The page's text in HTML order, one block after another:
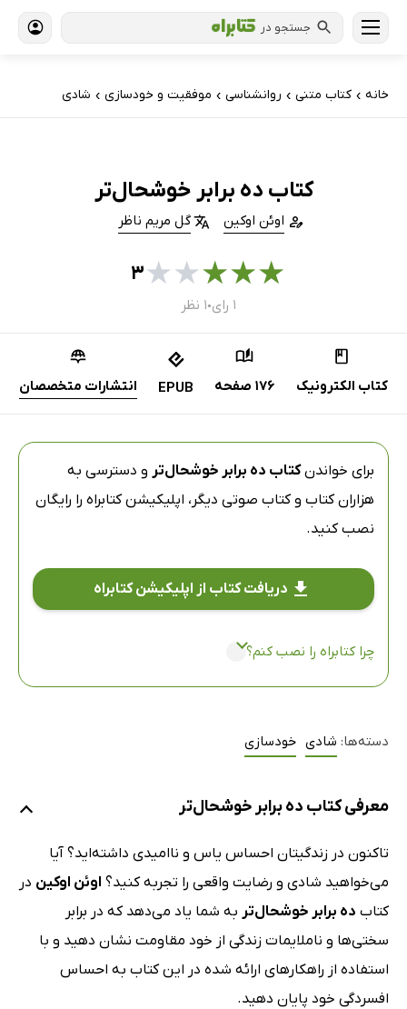
جستجو در
خانه › کتاب‌ متنی › روانشناسی › موفقیت و خودسازی › شادی
کتاب ده برابر خوشحال‌تر
اوئن اوکین گل مریم ناظر
★
★
★
★
★۳
۱ رای ● ۱ نظر
کتاب الکترونیک 176 صفحه EPUB انتشارات متخصصان
برای خواندنکتاب ده برابر خوشحال‌تر و دسترسی به
هزاران کتاب و کتاب صوتی دیگر، اپلیکیشن کتابراه را رایگان
نصب کنید.
دریافت کتاب از اپلیکیشن کتابراه
چرا کتابراه را نصب کنم؟
دسته‌ها: شادی خودسازی
معرفی کتاب ده برابر خوشحال‌تر
تاکنون در زندگیتان احساس یاس و ناامیدی داشته‌اید؟ آیا
می‌خواهید شادی و رضایت واقعی را تجربه کنید؟ اوئن اوکین در
کتاب ده برابر خوشحال‌تر به شما یاد می‌دهد که در برابر
سختی‌ها و ناملایمات زندگی از خود مقاومت نشان دهید و با
استفاده از راهکارهای ارائه شده در این کتاب به احساس
افسردگی خود پایان دهید.